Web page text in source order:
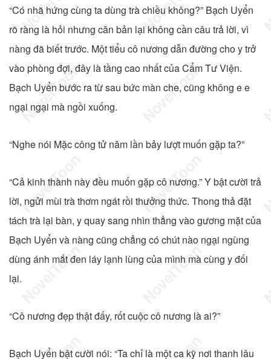
“Có nhã hứng cùng ta dùng trà chiều không?” Bạch Uyển
rõ ràng là hỏi nhưng căn bản lại không cần câu trả lời, vì
nàng đã biết trước. Một tiểu cô nương dẫn đường cho y trở
vào phòng đợi, đây là tầng cao nhất của Cẩm Tư Viện.
Bạch Uyển bước ra từ sau bức màn che, cũng không e e
ngại ngại mà ngồi xuống.
“Nghe nói Mặc công tử năm lần bảy lượt muốn gặp ta?”
“Cả kinh thành này đều muốn gặp cô nương.” Y bật cười trả
lời, ngửi mùi trà thơm ngát rồi thưởng thức. Thong thả đặt
tách trà lại bàn, y quay sang nhìn thẳng vào gương mặt của
Bạch Uyển và nàng cũng chẳng có chút nào ngại ngùng
dùng ánh mắt đen láy lạnh lùng của mình mà cùng y đối
lại.
“Cô nương đẹp thật đấy, rốt cuộc cô nương là ai?”
Bạch Uyển bật cười nói: “Ta chỉ là một ca kỹ nơi thanh lâu